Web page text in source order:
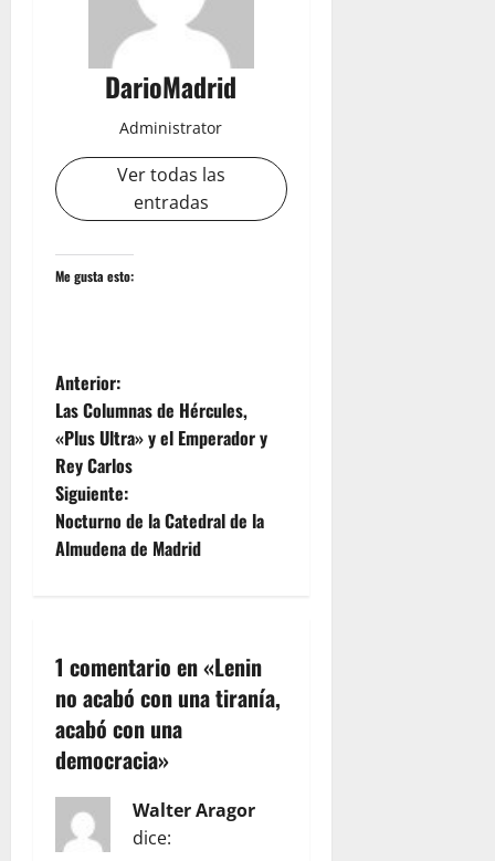
DarioMadrid
Administrator
Ver todas las
entradas
Me gusta esto:
N
a
v
e
c
i
ó
n
Anterior:
Las Columnas de Hércules,
«Plus Ultra» y el Emperador y
Rey Carlos
Siguiente:
Nocturno de la Catedral de la
Almudena de Madrid
1 comentario en «Lenin
no acabó con una tiranía,
acabó con una
democracia»
Walter Aragor
dice: